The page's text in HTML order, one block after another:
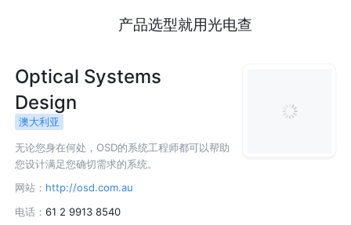
产品选型就用光电查
Optical Systems
Design
澳大利亚
无论您身在何处，OSD的系统工程师都可以帮助
您设计满足您确切需求的系统。
网站： http://osd.com.au
电话：61 2 9913 8540